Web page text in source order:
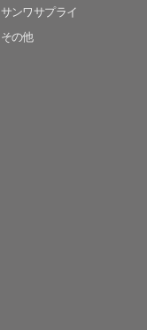
サンワサプライ
その他